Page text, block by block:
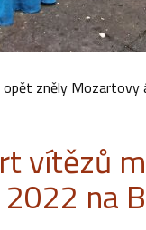
zněly Mozartovy
vítězů
na